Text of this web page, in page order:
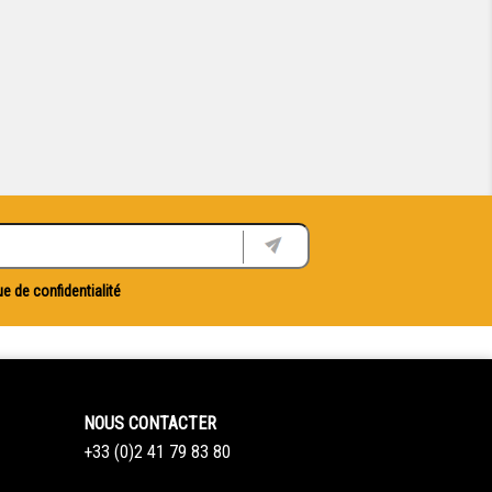
de confidentialité
NOUS CONTACTER
+33 (0)2 41 79 83 80